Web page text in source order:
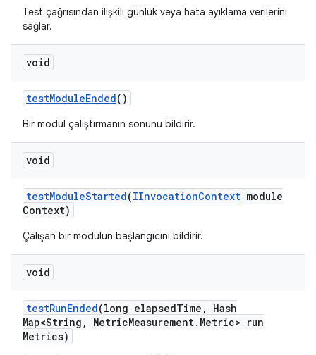
Test çağrısından ilişkili günlük veya hata ayıklama verilerini
sağlar.
void
testModuleEnded()
Bir modül çalıştırmanın sonunu bildirir.
void
testModuleStarted(IInvocationContext module
Context)
Çalışan bir modülün başlangıcını bildirir.
void
testRunEnded(long elapsedTime ,
Hash
Map<String , MetricMeasurement. Metric> run
Metrics)